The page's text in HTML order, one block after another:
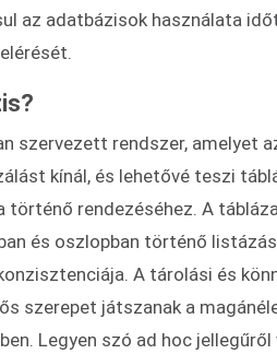
az adatbázisok használata
szervezett rendszer, amelyet
kínál, és lehetővé teszi
történő rendezéséhez. A
és oszlopban történő
A tárolási és
szerepet játszanak a
Legyen szó ad hoc